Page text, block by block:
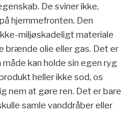
De sviner ikke,
hjemmefronten. Den
miljøskadeligt materiale
brænde olie eller gas. Det er
kan holde sin egen ryg
heller ikke sod, os
nem at gøre ren. Det er bare
samle vanddråber eller